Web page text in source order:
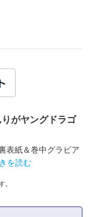
りがヤングドラゴ
表紙＆巻中グラビア
を読む
。